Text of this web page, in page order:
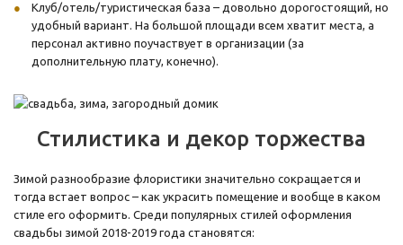
Клуб/отель/туристическая база – довольно дорогостоящий, но
удобный вариант. На большой площади всем хватит места, а
персонал активно поучаствует в организации (за
дополнительную плату, конечно).
Стилистика и декор торжества
Зимой разнообразие флористики значительно сокращается и
тогда встает вопрос – как украсить помещение и вообще в каком
стиле его оформить. Среди популярных стилей оформления
свадьбы зимой 2018-2019 года становятся: